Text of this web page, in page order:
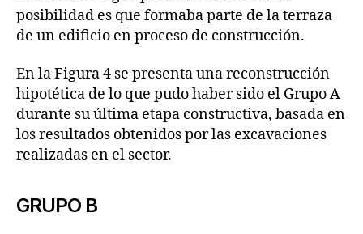
posibilidad es que formaba parte de la terraza
de un edificio en proceso de construcción.
En la Figura 4 se presenta una reconstrucción
hipotética de lo que pudo haber sido el Grupo A
durante su última etapa constructiva, basada en
los resultados obtenidos por las excavaciones
realizadas en el sector.
GRUPO B